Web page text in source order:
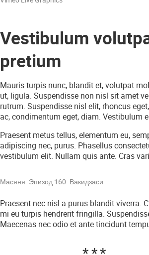
Vestibulum
pretium
Mauris turpis nunc, blandit et, volutpat
ut, ligula. Suspendisse non nisl sit amet
rutrum. Suspendisse nisl elit, rhoncus
ac, condimentum eget, diam. Vestibulum
Praesent metus tellus, elementum eu,
adipiscing nec, purus. Phasellus
vestibulum elit. Nullam quis ante. Cras
Play Video
Масяня. Эпизод 160. Вакидзаси
Praesent nec nisl a purus blandit viverra.
mi eu turpis hendrerit fringilla.
Maecenas nec odio et ante tincidunt